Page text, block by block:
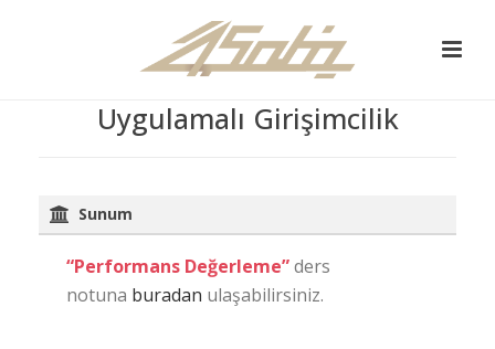
Uygulamalı Girişimcilik
Sunum
“Performans Değerleme”ders
notuna buradan ulaşabilirsiniz.